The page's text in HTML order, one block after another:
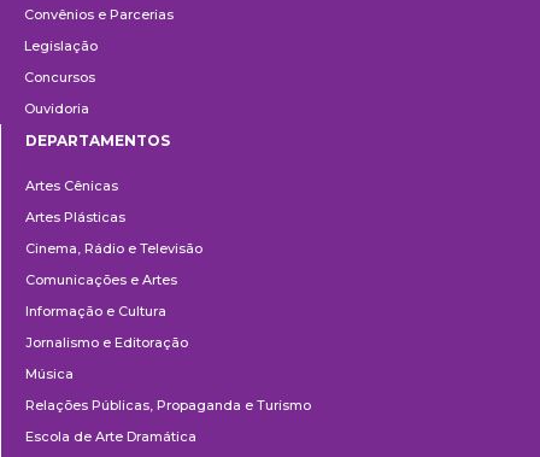
Convênios e Parcerias
Legislação
Concursos
Ouvidoria
DEPARTAMENTOS
Artes Cênicas
Artes Plásticas
Cinema, Rádio e Televisão
Comunicações e Artes
Informação e Cultura
Jornalismo e Editoração
Música
Relações Públicas, Propaganda e Turismo
Escola de Arte Dramática